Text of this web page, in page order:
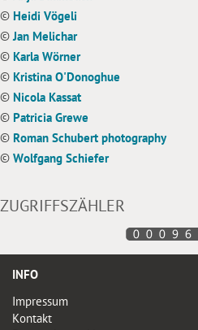
© Heidi Vögeli
© Jan Melichar
© Karla Wörner
© Kristina O'Donoghue
© Nicola Kassat
© Patricia Grewe
© Roman Schubert photography
© Wolfgang Schiefer
ZUGRIFFSZÄHLER
INFO
Impressum
Kontakt